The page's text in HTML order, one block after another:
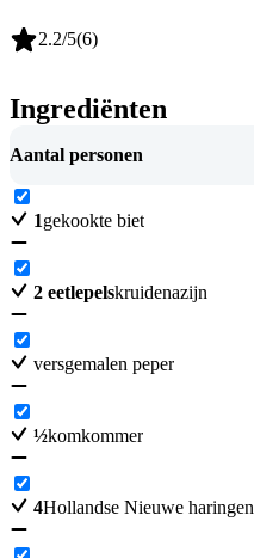
2.2/5(6)
Ingrediënten
Aantal personen
1gekookte biet
2 eetlepelskruidenazijn
versgemalen peper
½komkommer
4Hollandse Nieuwe haringen